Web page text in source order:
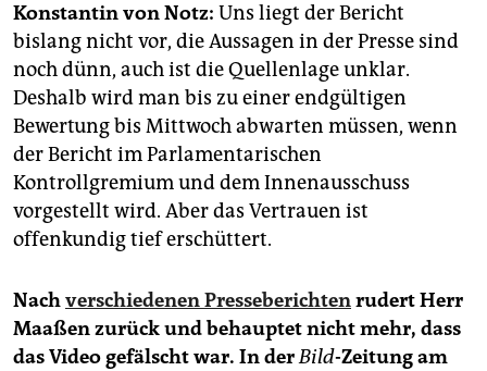
Konstantin von Notz: Uns liegt der Bericht
bislang nicht vor, die Aussagen in der Presse sind
noch dünn, auch ist die Quellenlage unklar.
Deshalb wird man bis zu einer endgültigen
Bewertung bis Mittwoch abwarten müssen, wenn
der Bericht im Parlamentarischen
Kontrollgremium und dem Innenausschuss
vorgestellt wird. Aber das Vertrauen ist
offenkundig tief erschüttert.
Nachverschiedenen Presseberichtenrudert Herr
Maaßen zurück und behauptet nicht mehr, dass
das Video gefälscht war. In derBild-Zeitung am